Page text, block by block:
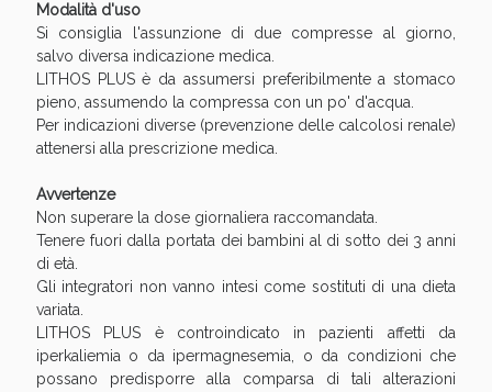
Modalità d'uso
Si consiglia l'assunzione di due compresse al giorno,
salvo diversa indicazione medica.
LITHOS PLUS è da assumersi preferibilmente a stomaco
pieno, assumendo la compressa con un po' d'acqua.
Per indicazioni diverse (prevenzione delle calcolosi renale)
attenersi alla prescrizione medica.
Avvertenze
Non superare la dose giornaliera raccomandata.
Tenere fuori dalla portata dei bambini al di sotto dei 3 anni
di età.
Gli integratori non vanno intesi come sostituti di una dieta
variata.
LITHOS PLUS è controindicato in pazienti affetti da
iperkaliemia o da ipermagnesemia, o da condizioni che
possano predisporre alla comparsa di tali alterazioni
Vie Urinarie e Prostata: Sconti fino al 45% oggi!